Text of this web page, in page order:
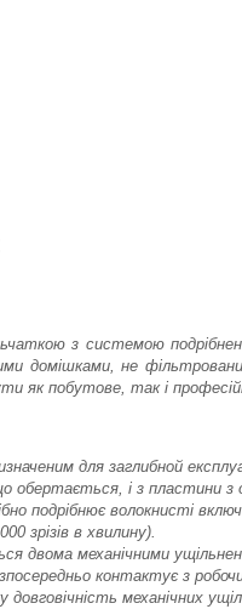
з системою
домішками, не
як побутове, так і
для заглибной
обертається, і з пластини з
подрібнює волокнисті
зрізів в хвилину).
двома механічними
контактує з
довговічність механічних